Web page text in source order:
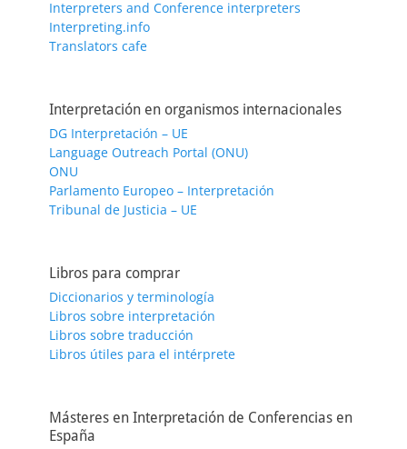
Interpreters and Conference interpreters
Interpreting.info
Translators cafe
Interpretación en organismos internacionales
DG Interpretación – UE
Language Outreach Portal (ONU)
ONU
Parlamento Europeo – Interpretación
Tribunal de Justicia – UE
Libros para comprar
Diccionarios y terminología
Libros sobre interpretación
Libros sobre traducción
Libros útiles para el intérprete
Másteres en Interpretación de Conferencias en
España